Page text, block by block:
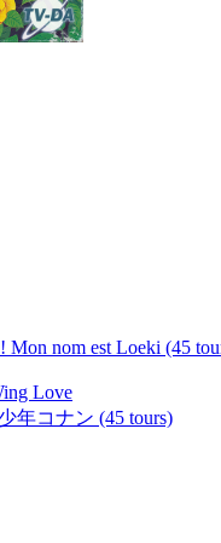
Mon nom est Loeki (45
Love
年コナン (45 tours)